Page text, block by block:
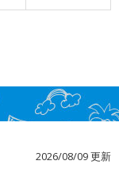
2026/08/09 更新